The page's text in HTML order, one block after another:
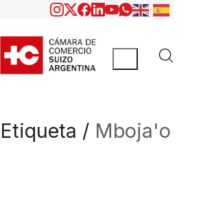
Etiqueta / Mboja'o